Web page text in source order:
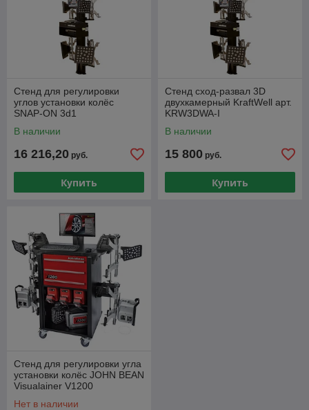
Стенд для регулировки
углов установки колёс
SNAP-ON 3d1
В наличии
16 216,20 руб.
Купить
Стенд сход-развал 3D
двухкамерный KraftWell арт.
KRW3DWA-I
В наличии
15 800 руб.
Купить
Стенд для регулировки угла
установки колёс JOHN BEAN
Visualainer V1200
Нет в наличии